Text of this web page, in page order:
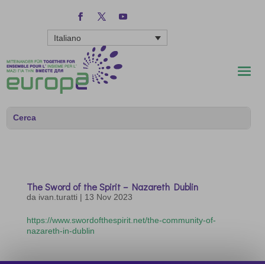
Italiano
The Sword of the Spirit – Nazareth Dublin
da ivan.turatti | 13 Nov 2023
https://www.swordofthespirit.net/the-community-of-
nazareth-in-dublin